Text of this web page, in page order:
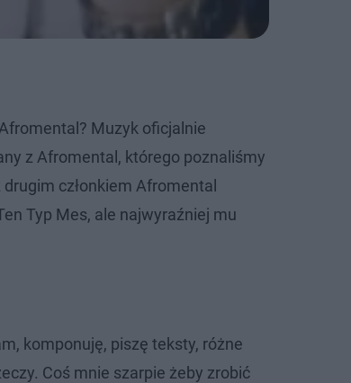
Muzyk oficjalnie
z Afromental, którego poznaliśmy
członkiem Afromental
Typ Mes, ale najwyraźniej mu
komponuję, piszę teksty, różne
Coś mnie szarpie żeby zrobić